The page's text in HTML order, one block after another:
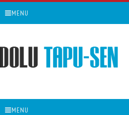
MENU
MENU